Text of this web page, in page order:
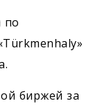
по
биржей за